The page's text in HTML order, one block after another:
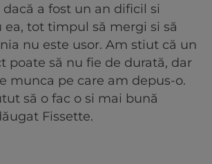
a fost un an dificil si
tot timpul să mergi si să
nu este usor. Am stiut că un
poate să nu fie de durată, dar
munca pe care am depus-o.
să o fac o si mai bună
Fissette.